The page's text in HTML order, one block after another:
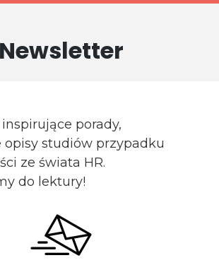
Newsletter
porady,
opisy studiów przypadku
ze świata HR.
do lektury!